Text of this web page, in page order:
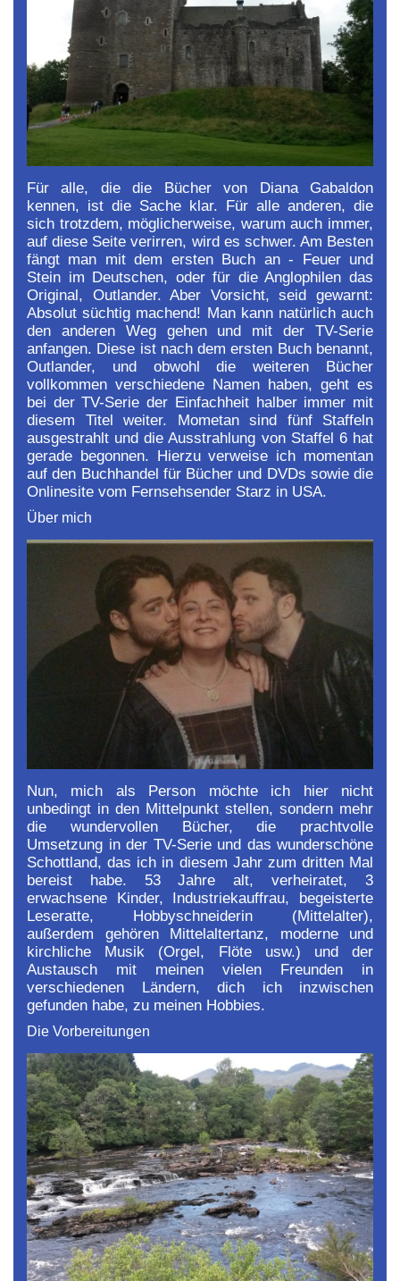
Für alle, die die Bücher von Diana Gabaldon
kennen, ist die Sache klar. Für alle anderen, die
sich trotzdem, möglicherweise, warum auch immer,
auf diese Seite verirren, wird es schwer. Am Besten
fängt man mit dem ersten Buch an - Feuer und
Stein im Deutschen, oder für die Anglophilen das
Original, Outlander. Aber Vorsicht, seid gewarnt:
Absolut süchtig machend! Man kann natürlich auch
den anderen Weg gehen und mit der TV-Serie
anfangen. Diese ist nach dem ersten Buch benannt,
Outlander, und obwohl die weiteren Bücher
vollkommen verschiedene Namen haben, geht es
bei der TV-Serie der Einfachheit halber immer mit
diesem Titel weiter. Mometan sind fünf Staffeln
ausgestrahlt und die Ausstrahlung von Staffel 6 hat
gerade begonnen. Hierzu verweise ich momentan
auf den Buchhandel für Bücher und DVDs sowie die
Onlinesite vom Fernsehsender Starz in USA.
Über mich
Nun, mich als Person möchte ich hier nicht
unbedingt in den Mittelpunkt stellen, sondern mehr
die wundervollen Bücher, die prachtvolle
Umsetzung in der TV-Serie und das wunderschöne
Schottland, das ich in diesem Jahr zum dritten Mal
bereist habe. 53 Jahre alt, verheiratet, 3
erwachsene Kinder, Industriekauffrau, begeisterte
Leseratte, Hobbyschneiderin (Mittelalter),
außerdem gehören Mittelaltertanz, moderne und
kirchliche Musik (Orgel, Flöte usw.) und der
Austausch mit meinen vielen Freunden in
verschiedenen Ländern, dich ich inzwischen
gefunden habe, zu meinen Hobbies.
Die Vorbereitungen